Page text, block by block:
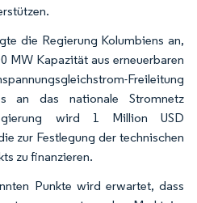
die Regierung Kolumbiens an,
MW Kapazität aus erneuerbaren
Freileitung
an das nationale Stromnetz
wird 1 Million USD
zur Festlegung der technischen
zu finanzieren.
Punkte wird erwartet, dass